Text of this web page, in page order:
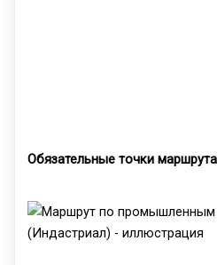
Обязательные точки